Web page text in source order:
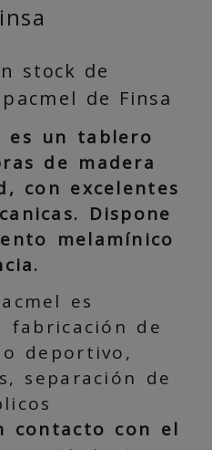
stock de
de Finsa
es un tablero
de madera
con excelentes
Dispone
melamínico
es
fabricación de
deportivo,
separación de
contacto con el